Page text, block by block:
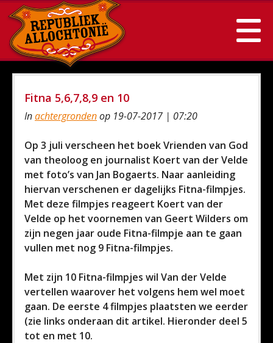
Fitna 5,6,7,8,9 en 10
Inachtergrondenop 19-07-2017 | 07:20
Op 3 juli verscheen het boek Vrienden van God
van theoloog en journalist Koert van der Velde
met foto’s van Jan Bogaerts. Naar aanleiding
hiervan verschenen er dagelijks Fitna-filmpjes.
Met deze filmpjes reageert Koert van der
Velde op het voornemen van Geert Wilders om
zijn negen jaar oude Fitna-filmpje aan te gaan
vullen met nog 9 Fitna-filmpjes.
Met zijn 10 Fitna-filmpjes wil Van der Velde
vertellen waarover het volgens hem wel moet
gaan. De eerste 4 filmpjes plaatsten we eerder
(zie links onderaan dit artikel. Hieronder deel 5
tot en met 10.